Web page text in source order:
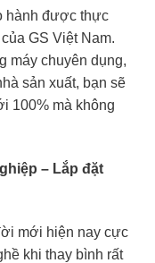
hành được thực
GS Việt Nam.
máy chuyên dụng,
sản xuất, bạn sẽ
100% mà không
– Lắp đặt
mới hiện nay cực
khi thay bình rất